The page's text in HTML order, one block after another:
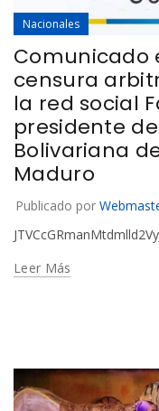
Nacionales
Comunicado
censura
la red social
presidente
Bolivariana
Maduro
Publicado por
Leer Más